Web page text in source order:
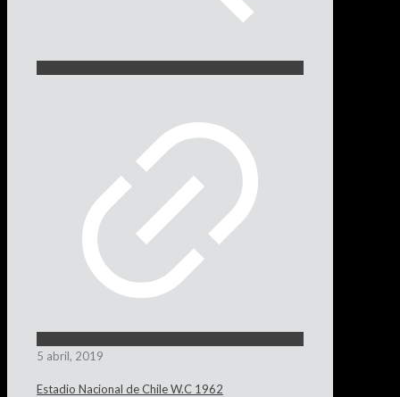
5 abril, 2019
Estadio Nacional de Chile W.C 1962